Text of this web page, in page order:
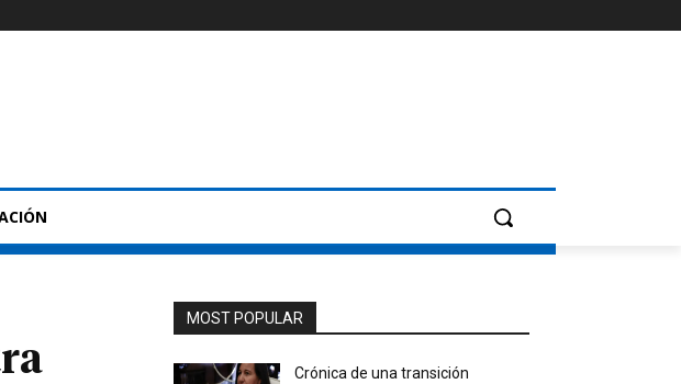
MOST POPULAR
Crónica de una transición